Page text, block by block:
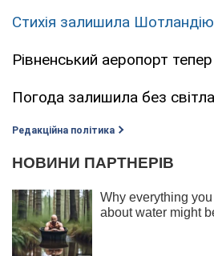
Стихія залишила
Рівненський аеропорт тепер
Погода залишила без
Редакційна політика